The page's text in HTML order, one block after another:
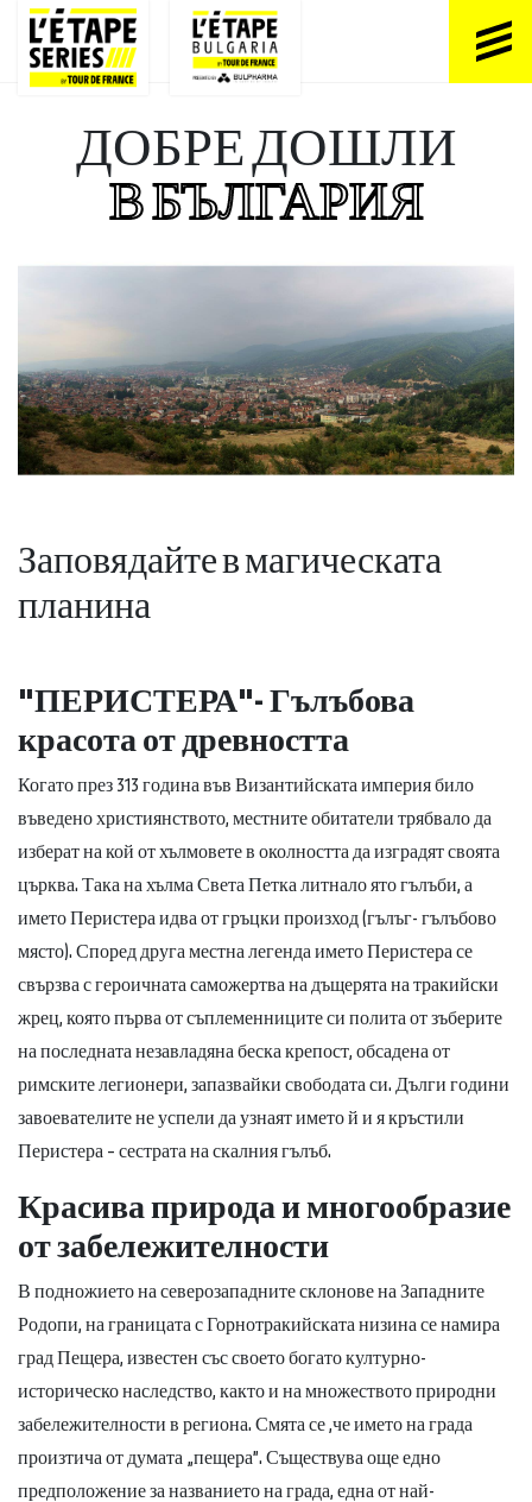
ДОБРЕ ДОШЛИ
В БЪЛГАРИЯ
Заповядайте в магическата
планина
"ПЕРИСТЕРА"- Гълъбова
красота от древността
Когато през 313 година във Византийската империя било
въведено християнството, местните обитатели трябвало да
изберат на кой от хълмовете в околността да изградят своята
църква. Така на хълма Света Петка литнало ято гълъби, а
името Перистера идва от гръцки произход (гълъг- гълъбово
място). Според друга местна легенда името Перистера се
свързва с героичната саможертва на дъщерята на тракийски
жрец, която първа от съплеменниците си полита от зъберите
на последната незавладяна беска крепост, обсадена от
римските легионери, запазвайки свободата си. Дълги години
завоевателите не успели да узнаят името й и я кръстили
Перистера – сестрата на скалния гълъб.
Красива природа и многообразие
от забележителности
В подножието на северозападните склонове на Западните
Родопи, на границата с Горнотракийската низина се намира
град Пещера, известен със своето богато културно-
историческо наследство, както и на множеството природни
забележителности в региона. Смята се ,че името на града
произтича от думата „пещера”. Съществува още едно
предположение за названието на града, една от най-